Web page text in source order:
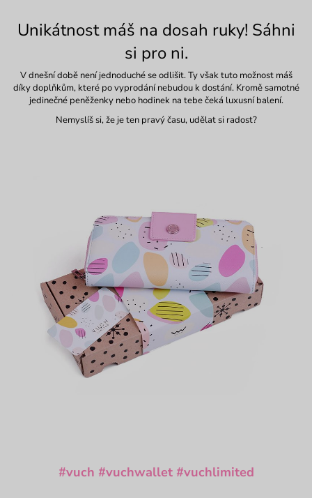
Unikátnost máš na dosah ruky! Sáhni
si pro ni.
V dnešní době není jednoduché se odlišit. Ty však tuto možnost máš
díky doplňkům, které po vyprodání nebudou k dostání. Kromě samotné
jedinečné peněženky nebo hodinek na tebe čeká luxusní balení.
Nemyslíš si, že je ten pravý času, udělat si radost?
#vuch #vuchwallet #vuchlimited